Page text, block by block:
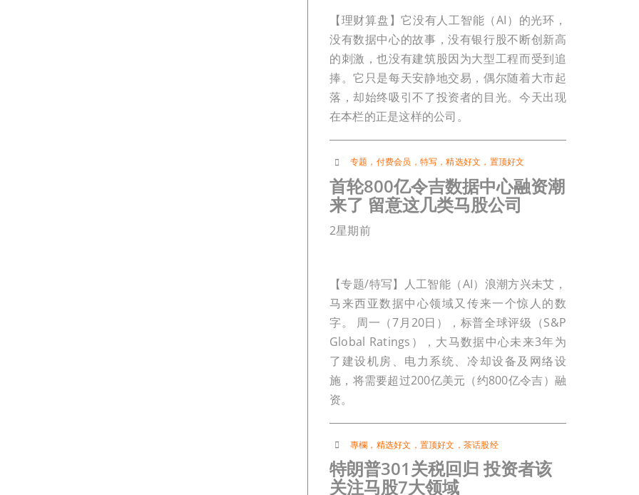
【理财算盘】它没有人工智能（AI）的光环，
没有数据中心的故事，没有银行股不断创新高
的刺激，也没有建筑股因为大型工程而受到追
捧。它只是每天安静地交易，偶尔随着大市起
落，却始终吸引不了投资者的目光。今天出现
在本栏的正是这样的公司。
专题 ， 付费会员 ， 特写 ，精选好文 ， 置顶好文
首轮800亿令吉数据中心融资潮
来了 留意这几类马股公司
2星期前
【专题/特写】人工智能（AI）浪潮方兴未艾，
马来西亚数据中心领域又传来一个惊人的数
字。 周一（7月20日），标普全球评级（S&P
Global Ratings），大马数据中心未来3年为
了建设机房、电力系统、冷却设备及网络设
施，将需要超过200亿美元（约800亿令吉）融
资。
專欄 ， 精选好文 ， 置顶好文 ， 茶话股经
特朗普301关税回归 投资者该
关注马股7大领域